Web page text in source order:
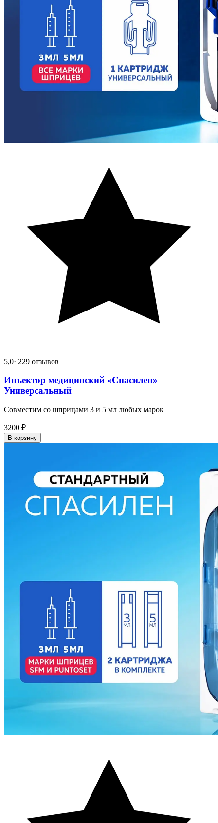
5,0· 229 отзывов
Инъектор медицинский «Спасилен»
Универсальный
Совместим со шприцами 3 и 5 мл любых марок
3200 ₽
В корзину